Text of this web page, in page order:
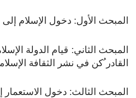
المبحث الأول: دخول الإسلام
المبحث الثاني: قيام الدولة
القادر ُكن في نشر الثقافة
المبحث الثالث: دخول